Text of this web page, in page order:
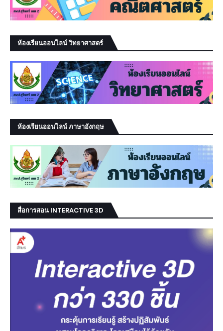
ห้องเรียนออนไลน์ วิทยาศาสตร์
ห้องเรียนออนไลน์ ภาษาอังกฤษ
สื่อการสอน INTERACTIVE 3D